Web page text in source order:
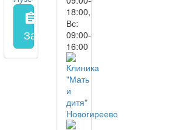
assignment
Запись на прием
18:00,
Вс:
09:00-
16:00